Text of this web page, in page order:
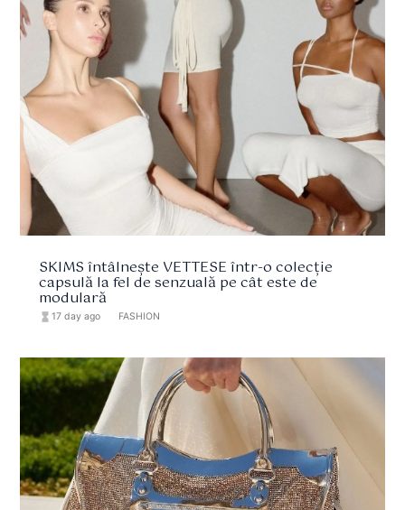
SKIMS întâlnește VETTESE într-o colecție
capsulă la fel de senzuală pe cât este de
modulară
hourglass_full 17 day ago FASHION